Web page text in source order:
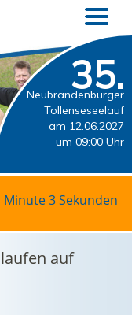
35.
Neubrandenburger
Tollenseseelauf
am 12.06.2027
um 09:00 Uhr
Minute 2 Sekunden
auf